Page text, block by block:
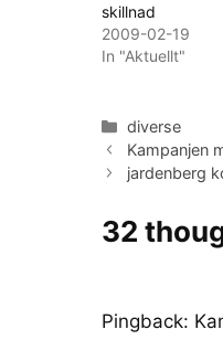
skillnad
2009-02-19
In "Aktuellt"
Categories
diverse
Kampanjen
jardenberg
32
Pingback: